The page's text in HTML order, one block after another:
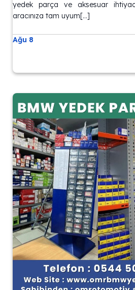
yedek parça ve aksesuar
aracınıza tam uyum[…]
Ağu 8